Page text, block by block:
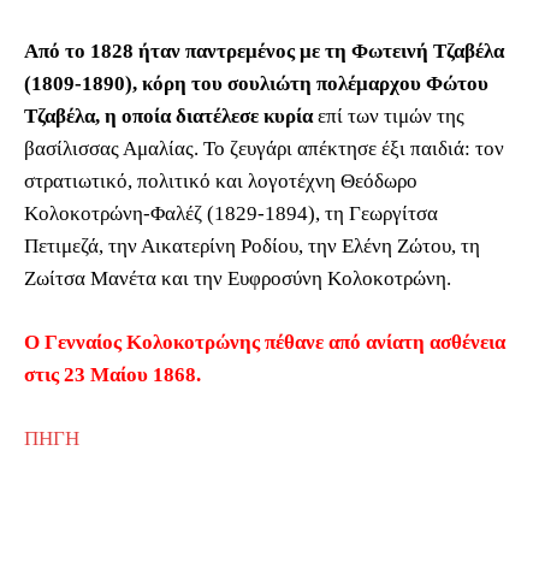
Από το 1828 ήταν παντρεμένος με τη Φωτεινή Τζαβέλα
(1809-1890), κόρη του σουλιώτη πολέμαρχου Φώτου
Τζαβέλα, η οποία διατέλεσε κυρίαεπί των τιμών της
βασίλισσας Αμαλίας. Το ζευγάρι απέκτησε έξι παιδιά: τον
στρατιωτικό, πολιτικό και λογοτέχνη Θεόδωρο
Κολοκοτρώνη-Φαλέζ (1829-1894), τη Γεωργίτσα
Πετιμεζά, την Αικατερίνη Ροδίου, την Ελένη Ζώτου, τη
Ζωίτσα Μανέτα και την Ευφροσύνη Κολοκοτρώνη.
Ο Γενναίος Κολοκοτρώνης πέθανε από ανίατη ασθένεια
στις 23 Μαίου 1868.
ΠΗΓΗ